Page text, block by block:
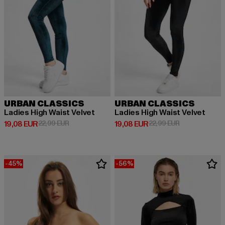
URBAN CLASSICS
Ladies High Waist Velvet
19,08 EUR
Derzeitiger Preis: 19,08 EUR
22,99 EURAktionspreis: 22,99 EUR
URBAN CLASSICS
Ladies High Waist Velvet
19,08 EUR
Derzeitiger Preis: 19,08 EUR
22,99 EURAktionspreis:
-45% -56%